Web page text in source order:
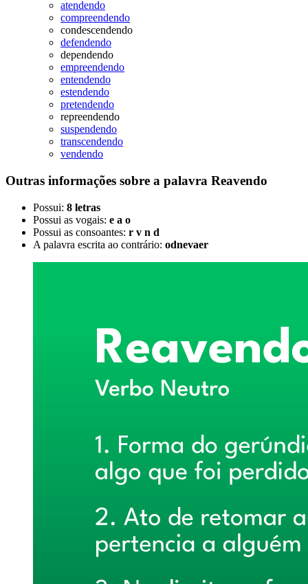
atendendo
compreendendo
condescendendo
defendendo
dependendo
empreendendo
entendendo
estendendo
pretendendo
repreendendo
suspendendo
transcendendo
vendendo
Outras informações sobre a palavra Reavendo
Possui: 8 letras
Possui as vogais: e a o
Possui as consoantes: r v n d
A palavra escrita ao contrário: odnevaer